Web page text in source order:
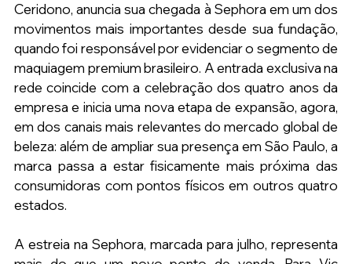
Ceridono, anuncia sua chegada à Sephora em um dos
movimentos mais importantes desde sua fundação,
quando foi responsável por evidenciar o segmento de
maquiagem premium brasileiro. A entrada exclusiva na
rede coincide com a celebração dos quatro anos da
empresa e inicia uma nova etapa de expansão, agora,
em dos canais mais relevantes do mercado global de
beleza: além de ampliar sua presença em São Paulo, a
marca passa a estar fisicamente mais próxima das
consumidoras com pontos físicos em outros quatro
estados.
A estreia na Sephora, marcada para julho, representa